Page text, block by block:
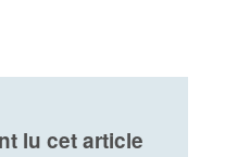
lu cet article